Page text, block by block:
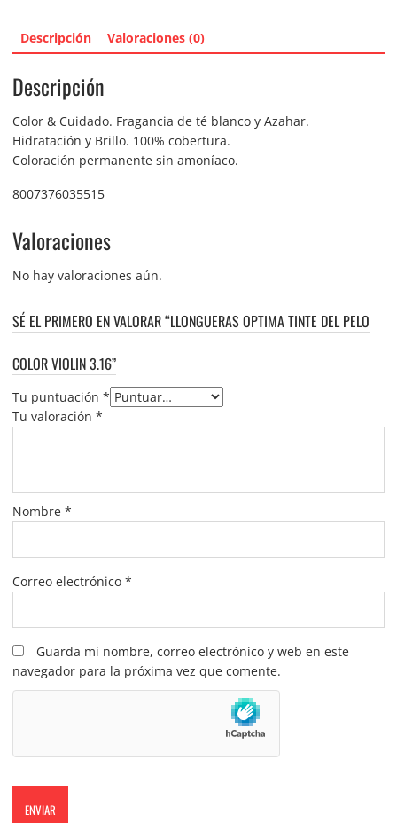
Descripción Valoraciones (0)
Descripción
Color & Cuidado. Fragancia de té blanco y Azahar.
Hidratación y Brillo. 100% cobertura.
Coloración permanente sin amoníaco.
8007376035515
Valoraciones
No hay valoraciones aún.
SÉ EL PRIMERO EN VALORAR “LLONGUERAS OPTIMA TINTE DEL PELO
COLOR VIOLIN 3.16”
Tu puntuación *
Tu valoración *
Nombre *
Correo electrónico *
Guarda mi nombre, correo electrónico y web en este
navegador para la próxima vez que comente.